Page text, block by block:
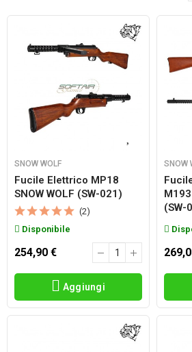
SNOW WOLF
Fucile Elettrico MP18
SNOW WOLF (SW-021)
(2)
Disponibile
254,90 €
Aggiungi
SNOW
(SW-